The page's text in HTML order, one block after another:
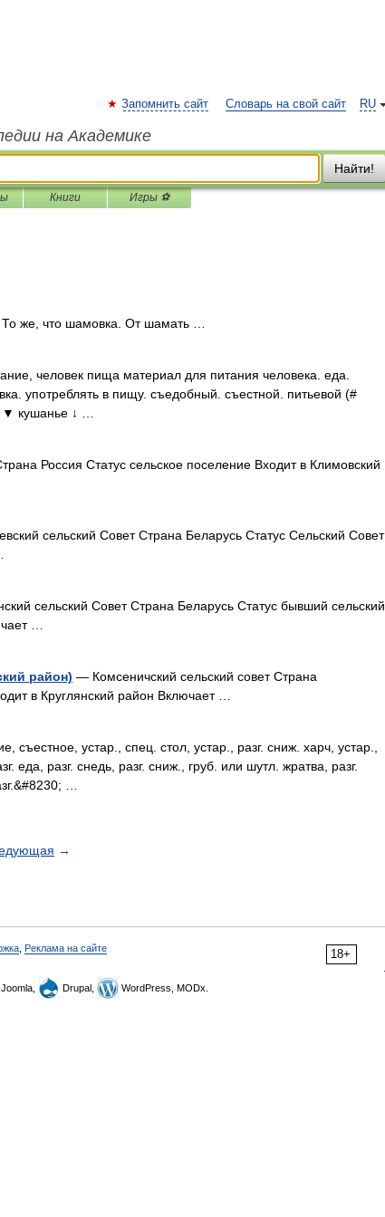
RU
Запомнить сайт Словарь на свой сайт
на Академике
Найти!
Книги Игры ⚽
же, что шамовка. От шамать …
человек пища материал для питания человека. еда.
употреблять в пищу. съедобный. съестной. питьевой (#
▼ кушанье ↓ …
Россия Статус сельское поселение Входит в Климовский
сельский Совет Страна Беларусь Статус Сельский Совет
сельский Совет Страна Беларусь Статус бывший сельский
…
район) — Комсеничский сельский совет Страна
в Круглянский район Включает …
устар., спец. стол, устар., разг. сниж. харч, устар.,
еда, разг. снедь, разг. сниж., груб. или шутл. жратва, разг.
…
→
18+
Реклама на сайте
Joomla, Drupal, WordPress, MODx.